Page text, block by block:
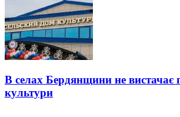
В селах Бердянщини не вистачає
культури